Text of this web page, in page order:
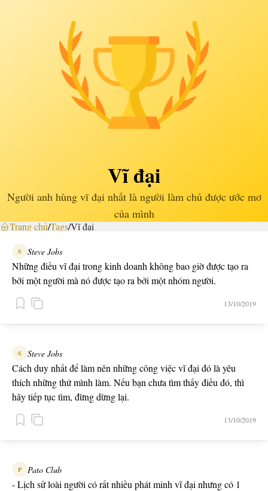
Vĩ đại
Người anh hùng vĩ đại nhất là người làm chủ được ước mơ
của mình
Trang chủ/Tags/Vĩ đại
S Steve Jobs
Những điều vĩ đại trong kinh doanh không bao giờ được tạo ra
bởi một người mà nó được tạo ra bởi một nhóm người.
13/10/2019
S Steve Jobs
Cách duy nhất để làm nên những công việc vĩ đại đó là yêu
thích những thứ mình làm. Nếu bạn chưa tìm thấy điều đó, thì
hãy tiếp tục tìm, đừng dừng lại.
13/10/2019
P Pato Club
- Lịch sử loài người có rất nhiều phát minh vĩ đại nhưng có 1